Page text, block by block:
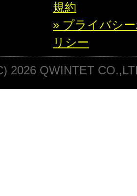
規約
» プライバシ
リシー
2026 QWINTET